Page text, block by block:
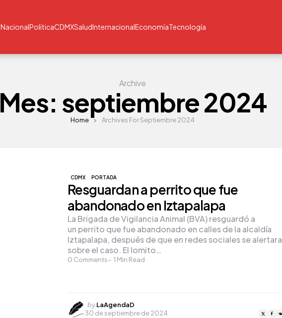
NacionalPolíticaCDMXSaludInternacionalEconomíaTecnología
Archive
Mes: septiembre 2024
Home Archives For Septiembre 2024
CDMX PORTADA
Resguardan a perrito que fue
abandonado en Iztapalapa
0 Comments 1 Min Read
La Brigada de Vigilancia Animal (BVA) resguardó a
un perrito que fue abandonado en calles de la alcaldía
Iztapalapa, después de que en redes sociales se alertara
sobre el caso. El lomito…
Posted
by
by LaAgendaD
30 de septiembre de 2024